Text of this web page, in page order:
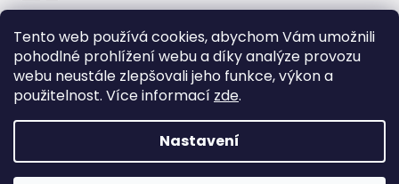
Tento web používá cookies, abychom Vám umožnili
pohodlné prohlížení webu a díky analýze provozu
webu neustále zlepšovali jeho funkce, výkon a
použitelnost. Více informací zde.
Nastavení